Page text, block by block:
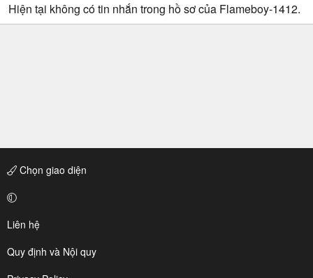
Hiện tại không có tin nhắn trong hồ sơ của Flameboy-1412.
Chọn giao diện
Liên hệ
Quy định và Nội quy